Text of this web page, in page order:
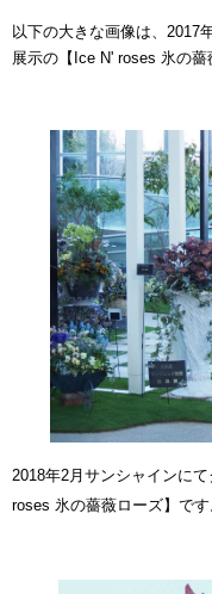
以下の大きな画像は、
展示の【Ice N' roses 氷の薔
2018年2月サンシャインに
roses 氷の薔薇ローズ】 です